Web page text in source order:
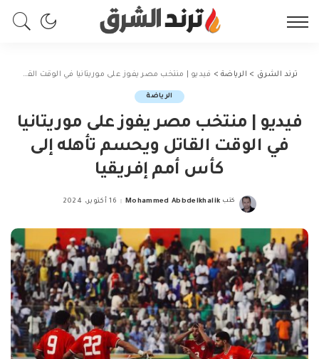
ترند الشرق > الرياضة> فيديو | منتخب مصر يفوز على موريتانيا في الوقت القاتل ويحسم تأهله إلى كأس أمم إفريقيا
الرياضة
فيديو | منتخب مصر يفوز على موريتانيا
في الوقت القاتل ويحسم تأهله إلى
كأس أمم إفريقيا
Posted
كتب Mohammed Abbdelkhalik 16 أكتوبر، 2024